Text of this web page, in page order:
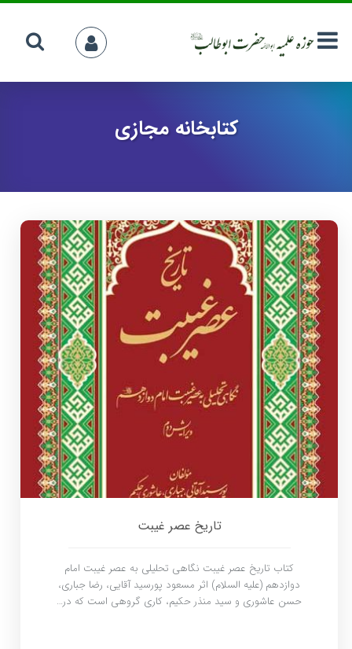
کتابخانه مجازی
تاریخ عصر غیبت
کتاب تاریخ عصر غیبت نگاهى تحليلى به عصر غيبت امام
دوازدهم (علیه السلام) اثر مسعود پورسيد آقايى، رضا جبارى،
حسن عاشورى و سيد منذر حكيم، كارى گروهى است كه در…